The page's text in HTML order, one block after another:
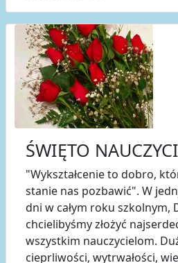
ŚWIĘTO
"Wykształcenie to dobro,
stanie nas pozbawić". W
dni w całym roku szkolnym,
chcielibyśmy złożyć
wszystkim nauczycielom.
cieprliwości, wytrwałości,